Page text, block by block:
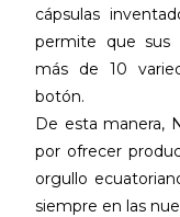
cápsulas
permite que sus
más de 10
botón.
De esta manera,
por ofrecer
orgullo
siempre en las